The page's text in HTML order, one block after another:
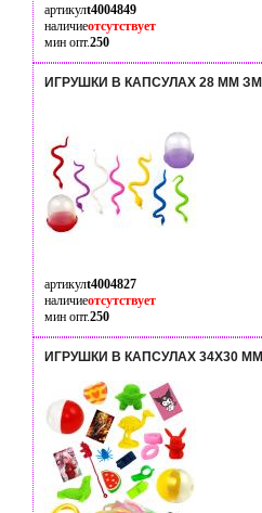
артикулt4004849
наличиеотсутствует
мин опт.250
ИГРУШКИ В КАПСУЛАХ 28 ММ
артикулt4004827
наличиеотсутствует
мин опт.250
ИГРУШКИ В КАПСУЛАХ 34Х30